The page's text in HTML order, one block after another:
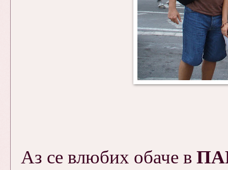
Аз се влюбих обаче в